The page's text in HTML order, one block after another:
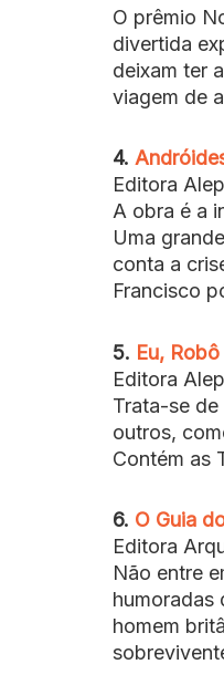
O prêmio
divertida
deixam ter
viagem de
4.
Editora
A obra é a
Uma
conta a
Francisco
5. Eu,
Editora
Trata-se
outros,
Contém as
6. O Guia
Editora
Não entre
humoradas
homem